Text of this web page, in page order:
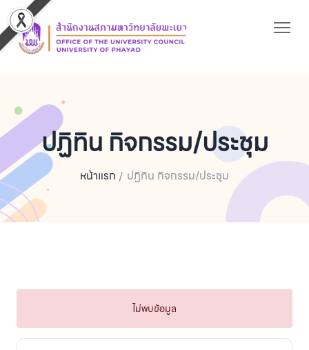
ปฏิทิน กิจกรรม/ประชุม
หน้าแรก ปฏิทิน กิจกรรม/ประชุม
ไม่พบข้อมูล